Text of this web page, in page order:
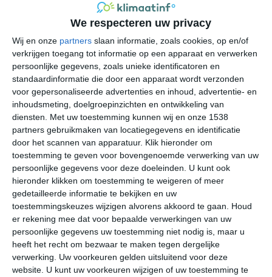
We respecteren uw privacy
Wij en onze partners slaan informatie, zoals cookies, op en/of
verkrijgen toegang tot informatie op een apparaat en verwerken
persoonlijke gegevens, zoals unieke identificatoren en
standaardinformatie die door een apparaat wordt verzonden
voor gepersonaliseerde advertenties en inhoud, advertentie- en
inhoudsmeting, doelgroepinzichten en ontwikkeling van
diensten. Met uw toestemming kunnen wij en onze 1538
partners gebruikmaken van locatiegegevens en identificatie
door het scannen van apparatuur. Klik hieronder om
toestemming te geven voor bovengenoemde verwerking van uw
persoonlijke gegevens voor deze doeleinden. U kunt ook
hieronder klikken om toestemming te weigeren of meer
gedetailleerde informatie te bekijken en uw
toestemmingskeuzes wijzigen alvorens akkoord te gaan. Houd
er rekening mee dat voor bepaalde verwerkingen van uw
persoonlijke gegevens uw toestemming niet nodig is, maar u
heeft het recht om bezwaar te maken tegen dergelijke
verwerking. Uw voorkeuren gelden uitsluitend voor deze
website. U kunt uw voorkeuren wijzigen of uw toestemming te
28°C
undefined
35° 21°
ma
38° 22°
di
36° 22°
wo
37° 23° 38°
34°C 30°C 25°C
17:00 20:00 23:00 02:00 05:00